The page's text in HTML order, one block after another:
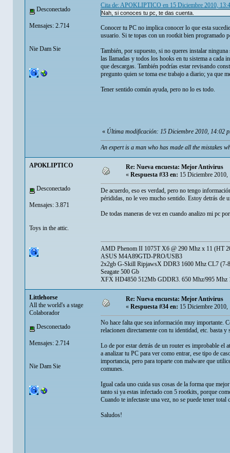
Desconectado
Mensajes: 2.714
Nie Dam Sie
Cita de: APOKLIPTICO en 15 Diciembre 2010,
Nah, si conoces tu pc, te das cuenta.
Conocer tu PC no implica conocer lo que esta
usuario. Si te topas con un rootkit bien programado
También, por supuesto, si no queres instalar
las llamadas y todos los hooks en tu sistema a cada
que descargas. También podrías estar revisando
pregunto quien se toma ese trabajo a diario; ya que
Tener sentido común ayuda, pero no lo es todo.
«Última modificación: 15 Diciembre 2010, 14:02
An expert is a man who has made all the mistakes
APOKLIPTICO
Desconectado
Mensajes: 3.871
Toys in the attic.
Re: Nueva encuesta: Mejor Antivirus
« Respuesta #33 en: 15 Diciembre 2010,
De acuerdo, eso es verdad, pero no tengo
pérididas, no le veo mucho sentido. Estoy detrás de
De todas maneras de vez en cuando analizo mi pc
AMD Phenom II 1075T X6 @ 290 Mhz x 11 (HT
ASUS M4A89GTD-PRO/USB3
2x2gb G-Skill RipjawsX DDR3 1600 Mhz CL7 (7-
Seagate 500 Gb
XFX HD4850 512Mb GDDR3. 650 Mhz/995 Mhz
Littlehorse
All the world's a stage
Colaborador
Desconectado
Mensajes: 2.714
Nie Dam Sie
Re: Nueva encuesta: Mejor Antivirus
«Respuesta #34 en:15 Diciembre 2010,
No hace falta que sea información muy importante.
relacionen directamente con tu identidad, etc. basta y
Lo de por estar detrás de un router es improbable el
a analizar tu PC para ver como entrar, ese tipo de
importancia, pero para toparte con malware que
comunes.
Igual cada uno cuida sus cosas de la forma que
tanto si ya estas infectado con 5 rootkits, porque
Cuando te infectaste una vez, no se puede tener
Saludos!